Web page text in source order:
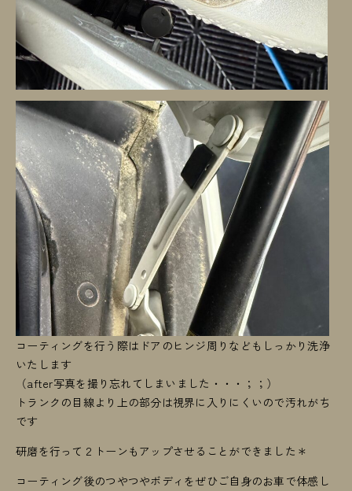
コーティングを行う際はドアのヒンジ周りなどもしっかり洗浄
いたします
（after写真を撮り忘れてしまいました・・・；；）
トランクの目線より上の部分は視界に入りにくいので汚れがち
です
研磨を行って２トーンもアップさせることができました＊
コーティング後のつやつやボディをぜひご自身のお車で体感し